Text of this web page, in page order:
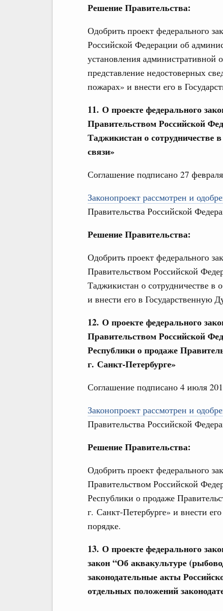
Решение Правительства:
Одобрить проект федерального
Российской Федерации об
установления административной
представление недостоверных
пожарах» и внести его в
11. О проекте федерального
Правительством Российской
Таджикистан о сотрудничестве
связи»
Соглашение подписано 27
Законопроект рассмотрен и
Правительства Российской
Решение Правительства:
Одобрить проект федерального
Правительством Российской
Таджикистан о сотрудничестве в
и внести его в Государственную
12. О проекте федерального
Правительством Российской
Республики о продаже
г. Санкт-Петербурге»
Соглашение подписано 4 июля
Законопроект рассмотрен и
Правительства Российской
Решение Правительства:
Одобрить проект федерального
Правительством Российской
Республики о продаже
г. Санкт-Петербурге» и внести
порядке.
13. О проекте федерального
закон “Об аквакультуре
законодательные акты
отдельных положений